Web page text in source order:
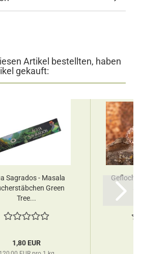
Artikel bestellten, haben
gekauft:
Sagrados - Masala
Green
Tree...
1,80 EUR